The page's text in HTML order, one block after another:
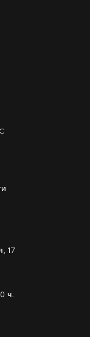
17
ч.